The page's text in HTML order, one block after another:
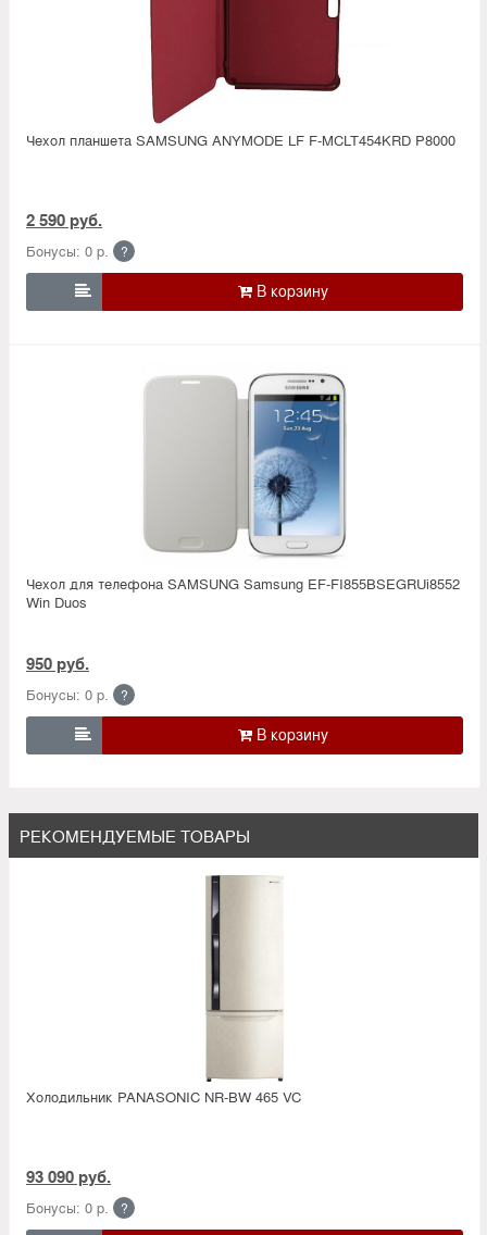
Чехол планшета SAMSUNG ANYMODE LF F-MCLT454KRD P8000
2 590 руб.
Бонусы: 0 р. ?

Чехол для телефона SAMSUNG Samsung EF-FI855BSEGRUi8552
Win Duos
950 руб.
Бонусы: 0 р. ?

РЕКОМЕНДУЕМЫЕ ТОВАРЫ
Холодильник PANASONIC NR-BW 465 VC
93 090 руб.
Бонусы: 0 р. ?